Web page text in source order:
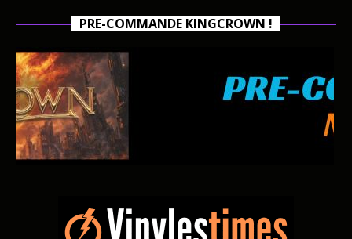
PRE-COMMANDE KINGCROWN !